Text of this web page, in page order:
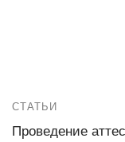
СТАТЬИ
Проведение